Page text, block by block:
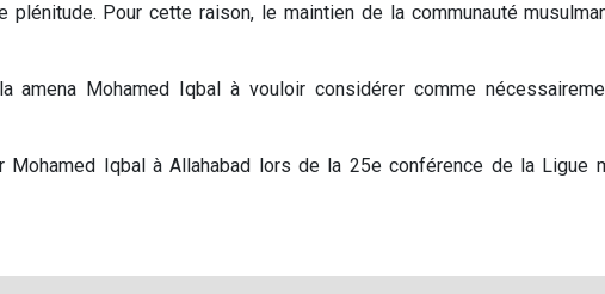
Pour cette raison, le maintien de la communauté
amena Mohamed Iqbal à vouloir considérer comme
Iqbal à Allahabad lors de la 25e conférence de la Ligue